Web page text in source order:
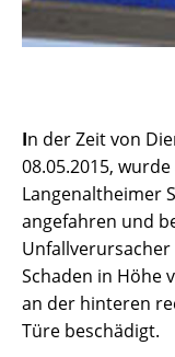
In der Zeit von
08.05.2015,
Langenaltheimer
angefahren und
Schaden in Höhe
an der hinteren
Türe beschädigt.